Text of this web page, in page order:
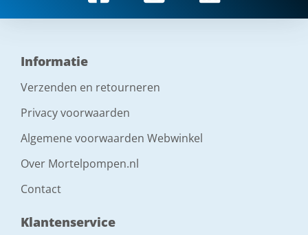
Informatie
Verzenden en retourneren
Privacy voorwaarden
Algemene voorwaarden Webwinkel
Over Mortelpompen.nl
Contact
Klantenservice